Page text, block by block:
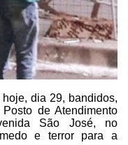
hoje, dia 29, bandidos,
de Atendimento
São José, no
e terror para a